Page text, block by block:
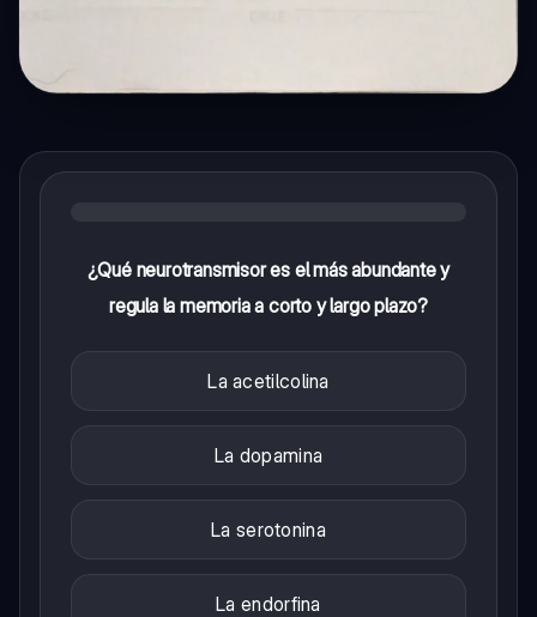
¿Qué neurotransmisor es el más abundante y
regula la memoria a corto y largo plazo?
La acetilcolina
La dopamina
La serotonina
La endorfina